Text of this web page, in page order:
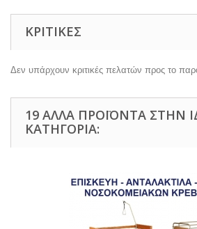
ΚΡΙΤΙΚΈΣ
Δεν υπάρχουν κριτικές πελατών προς το
19 ΆΛΛΑ ΠΡΟΪΌΝΤΑ ΣΤΗΝ
ΚΑΤΗΓΟΡΊΑ: